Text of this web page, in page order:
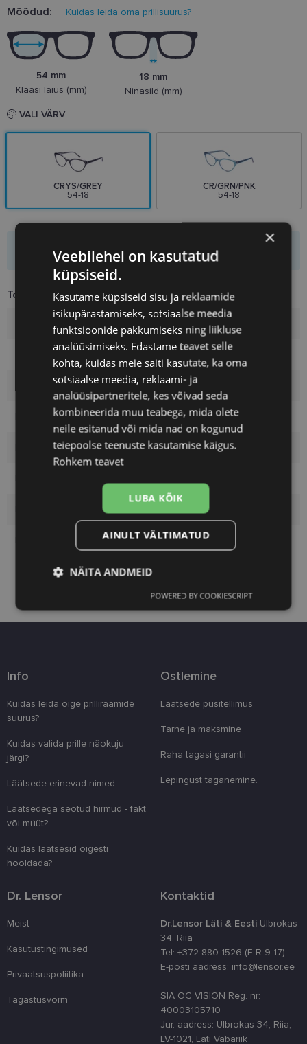
Mõõdud: Kuidas leida oma prillisuurus?
54 mm
Klaasi laius (mm)
18 mm
Ninasild (mm)
Toote info
Kaubamärk DIVERSO
M
Raami värvus crys/grey
Raami materjal Plast
18
VALI VÄRV
CRYS/GREY
54-18
CR/GRN/PNK
54-18
Toode pole saadaval
Info
Kuidas leida õige prilliraamide
suurus?
Kuidas valida prille näokuju
järgi?
Läätsede erinevad nimed
Läätsedega seotud hirmud - fakt
või müüt?
Kuidas läätsesid õigesti
hooldada?
Ostlemine
Läätsede püsitellimus
Tarne ja maksmine
Raha tagasi garantii
Lepingust taganemine.
Dr. Lensor
Meist
Kasutustingimused
Privaatsuspoliitika
Tagastusvorm
Kontaktid
Dr.Lensor Läti & Eesti Ulbrokas
34, Riia
Tel: +372 880 1526 (E-R 9-17)
E-posti aadress: info@lensor.ee
SIA OC VISION Reg. nr:
40003105710
Jur. aadress: Ulbrokas 34, Riia,
LV-1021, Läti Vabariik
×
Veebilehel on kasutatud
küpsiseid.
Kasutame küpsiseid sisu ja reklaamide
isikupärastamiseks, sotsiaalse meedia
funktsioonide pakkumiseks ning liikluse
analüüsimiseks. Edastame teavet selle
kohta, kuidas meie saiti kasutate, ka oma
sotsiaalse meedia, reklaami- ja
analüüsipartneritele, kes võivad seda
kombineerida muu teabega, mida olete
neile esitanud või mida nad on kogunud
teiepoolse teenuste kasutamise käigus.
Rohkem teavet
LUBA KÕIK
AINULT VÄLTIMATUD
NÄITA ANDMEID
Statistika Turustamine
Turustamine
kasutamismugavust, võimaldades põhifunktsioone
www.lensor.ee
kliendi
juhuslikult
kasutaja
www.lensor.ee
www.lensor.ee
11 kuud 4
nädalat
See küpsis
POWERED BY COOKIESCRIPT